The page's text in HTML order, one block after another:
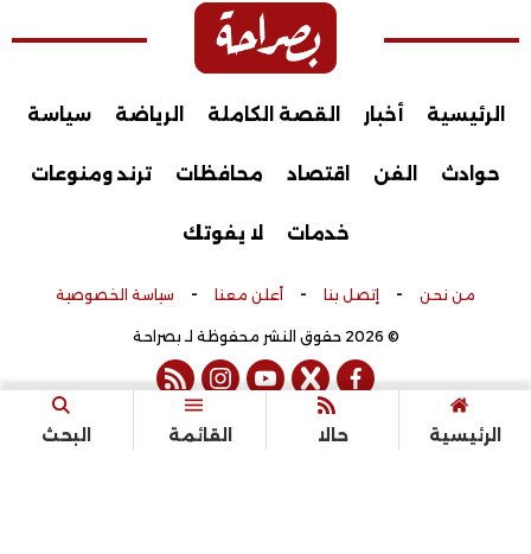
الرئيسية حالا القائمة البحث
الرئيسية أخبار القصة الكاملة الرياضة سياسة
حوادث الفن اقتصاد محافظات ترند ومنوعات
خدمات لا يفوتك
من نحن - إتصل بنا - أعلن معنا - سياسة الخصوصية
© 2026 حقوق النشر محفوظة لـ بصراحة
facebook
twitter
youtube
instagram
rss feed
تم التطوير بواسطة